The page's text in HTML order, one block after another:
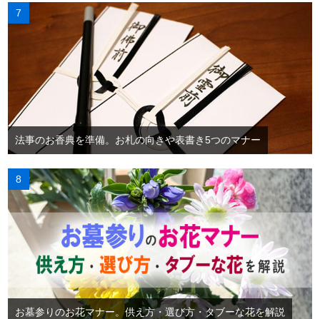
法事のお香典を準備。お札の向きや表書き5つのマナー
お墓参りのお花マナー。供え方・選び方・タブーな花を解説